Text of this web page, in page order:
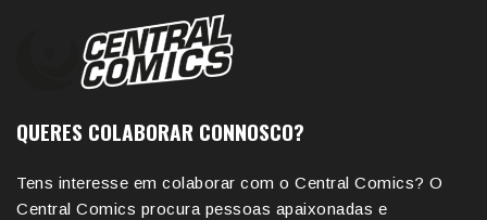
QUERES COLABORAR CONNOSCO?
Tens interesse em colaborar com o Central Comics? O
Central Comics procura pessoas apaixonadas e